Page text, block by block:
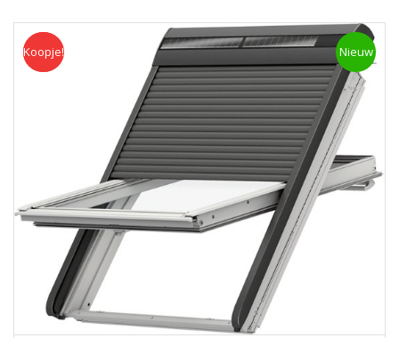
Koopje Nieuw
Koopje!